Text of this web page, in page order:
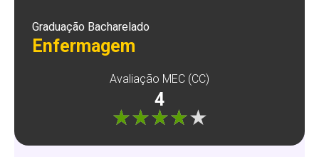
Graduação Bacharelado
Enfermagem
Avaliação MEC (CC)
4